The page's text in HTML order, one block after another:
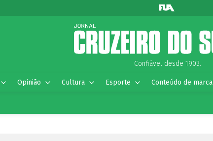
Confiável desde 1903.
Opinião Cultura Esporte Conteúdo de marca